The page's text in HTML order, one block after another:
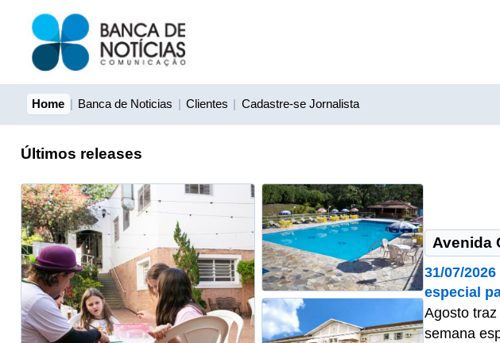
Home | Banca de Noticias | Clientes | Cadastre-se Jornalista
Últimos releases
Avenida
31/07/
especial
Agosto
semana